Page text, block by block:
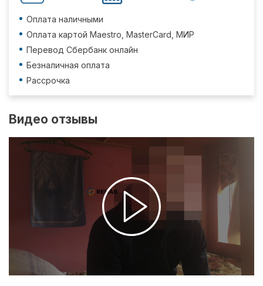
Оплата наличными
Оплата картой Maestro, MasterCard, МИР
Перевод Сбербанк онлайн
Безналичная оплата
Рассрочка
Видео отзывы